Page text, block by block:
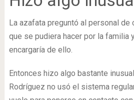
La azafata preguntó al personal de
que se pudiera hacer por la familia
encargaría de ello.
Entonces hizo algo bastante
Rodríguez no usó el sistema